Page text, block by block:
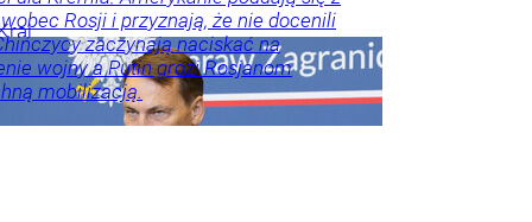
Rosji i przyznają, że nie docenili
zaczynają naciskać na
wojny a Putin grozi Rosjanom
mobilizacją.